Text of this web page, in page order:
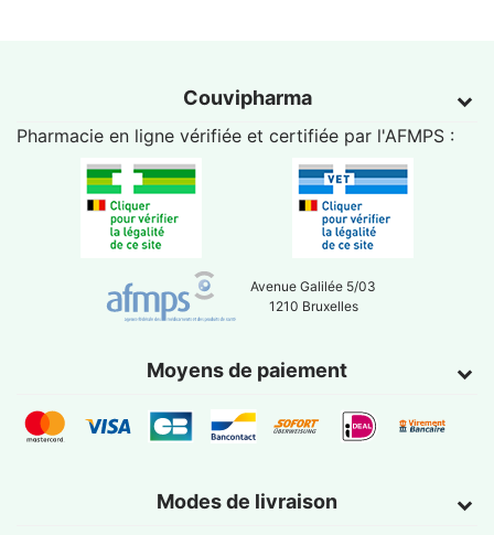
Couvipharma
Pharmacie en ligne vérifiée et certifiée par l'AFMPS :
Avenue Galilée 5/03
1210 Bruxelles
Moyens de paiement
Modes de livraison